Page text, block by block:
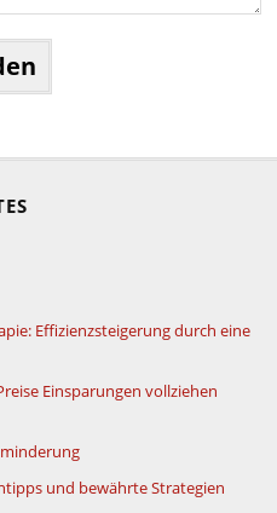
Effizienzsteigerung durch eine
Einsparungen vollziehen
und bewährte Strategien